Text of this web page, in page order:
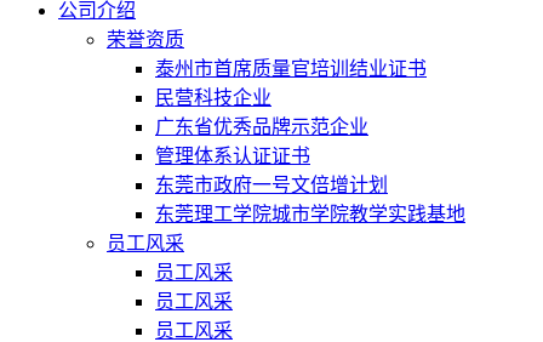
公司介绍
荣誉资质
泰州市首席质量官培训结业证书
民营科技企业
广东省优秀品牌示范企业
管理体系认证证书
东莞市政府一号文倍增计划
东莞理工学院城市学院教学实践基地
员工风采
员工风采
员工风采
员工风采